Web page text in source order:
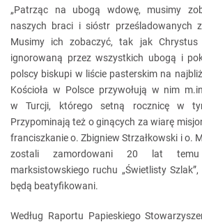
„Patrząc na ubogą wdowę, musimy
naszych braci i sióstr prześladowanych
Musimy ich zobaczyć, tak jak
ignorowaną przez wszystkich ubogą i
polscy biskupi w liście pasterskim na
Kościoła w Polsce przywołują w nim
w Turcji, którego setną rocznicę w
Przypominają też o ginących za wiarę
franciszkanie o. Zbigniew Strzałkowski i o.
zostali zamordowani 20 lat temu
marksistowskiego ruchu „Świetlisty
będą beatyfikowani.
Według Raportu Papieskiego